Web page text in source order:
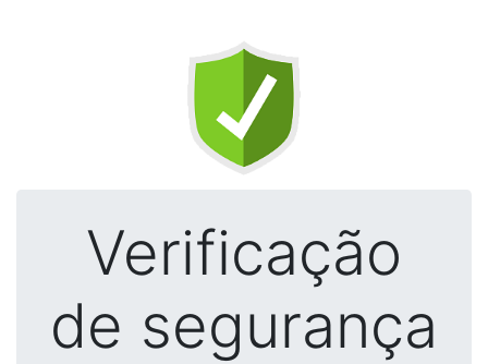
Verificação
de segurança